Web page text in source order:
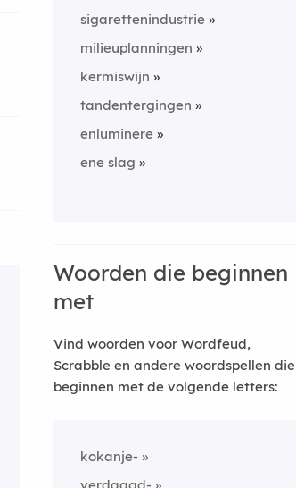
sigarettenindustrie
milieuplanningen
kermiswijn
tandentergingen
enluminere
ene slag
Woorden die beginnen
met
Vind woorden voor Wordfeud,
Scrabble en andere woordspellen die
beginnen met de volgende letters:
kokanje-